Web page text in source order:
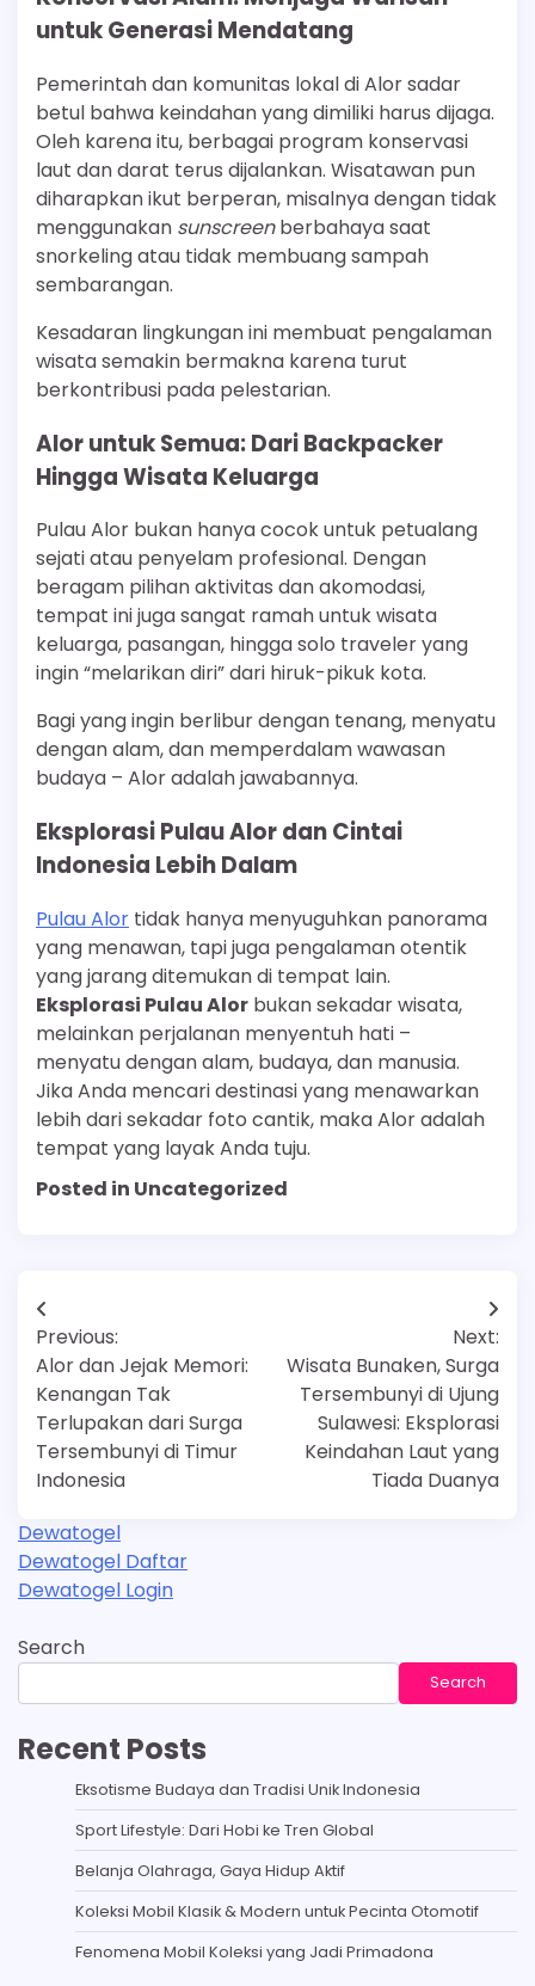
untuk Generasi Mendatang
Pemerintah dan komunitas lokal di Alor sadar
betul bahwa keindahan yang dimiliki harus dijaga.
Oleh karena itu, berbagai program konservasi
laut dan darat terus dijalankan. Wisatawan pun
diharapkan ikut berperan, misalnya dengan tidak
menggunakan sunscreenberbahaya saat
snorkeling atau tidak membuang sampah
sembarangan.
Kesadaran lingkungan ini membuat pengalaman
wisata semakin bermakna karena turut
berkontribusi pada pelestarian.
Alor untuk Semua: Dari Backpacker
Hingga Wisata Keluarga
Pulau Alor bukan hanya cocok untuk petualang
sejati atau penyelam profesional. Dengan
beragam pilihan aktivitas dan akomodasi,
tempat ini juga sangat ramah untuk wisata
keluarga, pasangan, hingga solo traveler yang
ingin “melarikan diri” dari hiruk-pikuk kota.
Bagi yang ingin berlibur dengan tenang, menyatu
dengan alam, dan memperdalam wawasan
budaya – Alor adalah jawabannya.
Eksplorasi Pulau Alor dan Cintai
Indonesia Lebih Dalam
Pulau Alor tidak hanya menyuguhkan panorama
yang menawan, tapi juga pengalaman otentik
yang jarang ditemukan di tempat lain.
Eksplorasi Pulau Alor bukan sekadar wisata,
melainkan perjalanan menyentuh hati –
menyatu dengan alam, budaya, dan manusia.
Jika Anda mencari destinasi yang menawarkan
lebih dari sekadar foto cantik, maka Alor adalah
tempat yang layak Anda tuju.
Posted in Uncategorized
Post
navigation
Previous:
Alor dan Jejak Memori:
Kenangan Tak
Terlupakan dari Surga
Tersembunyi di Timur
Indonesia
Next:
Wisata Bunaken, Surga
Tersembunyi di Ujung
Sulawesi: Eksplorasi
Keindahan Laut yang
Tiada Duanya
Dewatogel
Dewatogel Daftar
Dewatogel Login
Search
Search
Recent Posts
Eksotisme Budaya dan Tradisi Unik Indonesia
Sport Lifestyle: Dari Hobi ke Tren Global
Belanja Olahraga, Gaya Hidup Aktif
Koleksi Mobil Klasik & Modern untuk Pecinta Otomotif
Fenomena Mobil Koleksi yang Jadi Primadona